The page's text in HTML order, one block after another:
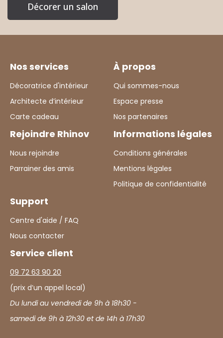
maîtresse d'un appartement ou d'une maison, où l'on
va passer beaucoup de temps seul(e) entre ami(e)s ou
en famille, à partager et passer des moments
qui rendra votre pièce tout à fait parfaite pour vous,
mobilier original qui saura sublimer votre espace. Votre
pièce se doit d'être un véritable cocon pour vous, un
havre de paix dans lequel vous vous sentez bien. C'est
pourquoi notre équipe attache une grande importance
aux détails, notamment en termes d'accessoires, car ce
sont eux qui feront presque toute la différence pour
apporter cette petite touche élégante à votre intérieur
et qui créera donc l'ambiance parfaite. Des matières
brutes, des tapis, une vieille horloge, des rideaux en
coton, des meubles en bois patiné comme une des
armoires ou une table, toutes les idées déco sont
bonnes à prendre pour installer le style charme dans
votre salon, et nos décorateurs Rhinov savent
et confiez votre intérieur à nos décorateurs !
Décorer un salon
Nos services
Décoratrice d'intérieur
Architecte d’intérieur
Carte cadeau
À propos
Qui sommes-nous
Espace presse
Nos partenaires
Rejoindre Rhinov
Nous rejoindre
Parrainer des amis
Informations légales
Conditions générales
Mentions légales
Politique de confidentialité
Support
Centre d'aide / FAQ
Nous contacter
Service client
09 72 63 90 20
(prix d’un appel local)
Du lundi au vendredi de 9h à 18h30 -
samedi de 9h à 12h30 et de 14h à 17h30